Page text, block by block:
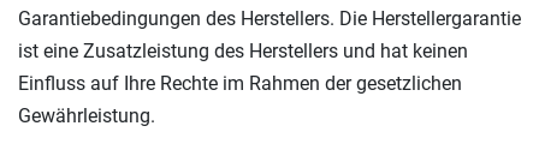
Garantiebedingungen des Herstellers. Die Herstellergarantie
ist eine Zusatzleistung des Herstellers und hat keinen
Einfluss auf Ihre Rechte im Rahmen der gesetzlichen
Gewährleistung.